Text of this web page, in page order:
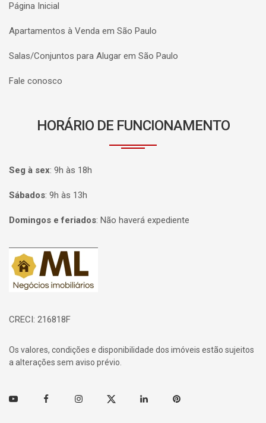
Página Inicial
Apartamentos à Venda em São Paulo
Salas/Conjuntos para Alugar em São Paulo
Fale conosco
HORÁRIO DE FUNCIONAMENTO
Seg à sex: 9h às 18h
Sábados: 9h às 13h
Domingos e feriados: Não haverá expediente
Página inicial
CRECI: 216818F
Os valores, condições e disponibilidade dos imóveis estão sujeitos
a alterações sem aviso prévio.
Youtube FacebookInstagramTwitter Linkedin Pinterest